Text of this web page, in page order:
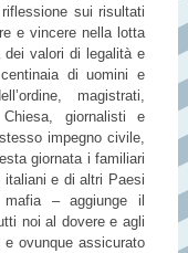
sui risultati
e vincere nella lotta
dei valori di legalità e
di uomini e
magistrati,
giornalisti e
impegno civile,
giornata i familiari
e di altri Paesi
– aggiunge il
noi al dovere e agli
ovunque assicurato